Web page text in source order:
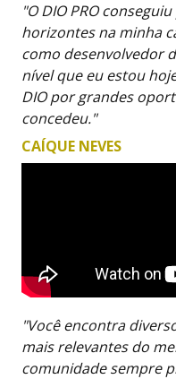
"O DIO PRO
horizontes na minha
como desenvolvedor
nível que eu estou
DIO por grandes
concedeu."
CAÍQUE NEVES
"Você encontra
mais relevantes do
comunidade sempre